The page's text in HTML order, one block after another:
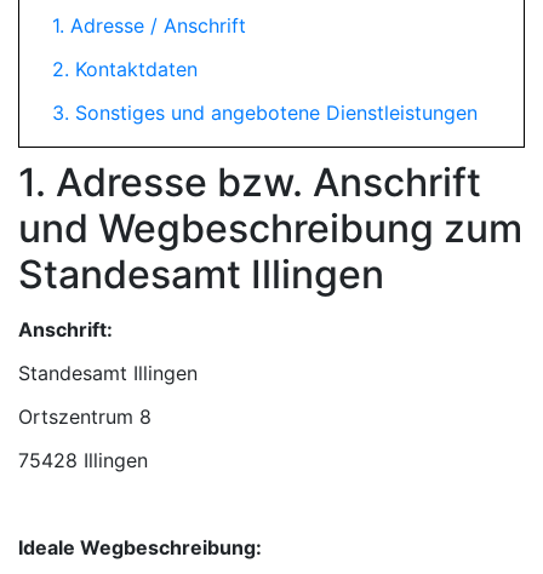
1. Adresse / Anschrift
2. Kontaktdaten
3. Sonstiges und angebotene Dienstleistungen
1. Adresse bzw. Anschrift
und Wegbeschreibung zum
Standesamt Illingen
Anschrift:
Standesamt Illingen
75428 Illingen
Ideale Wegbeschreibung: